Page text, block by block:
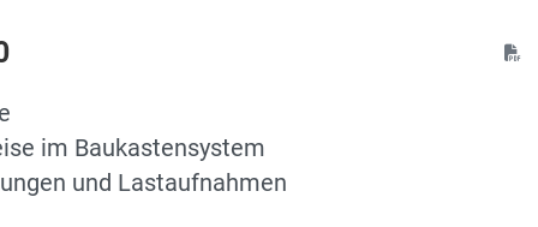
im Baukastensystem
und Lastaufnahmen